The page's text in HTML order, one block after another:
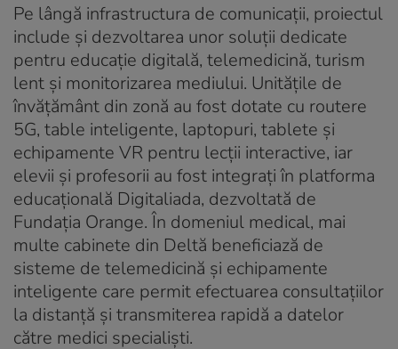
Pe lângă infrastructura de comunicații, proiectul
include și dezvoltarea unor soluții dedicate
pentru educație digitală, telemedicină, turism
lent și monitorizarea mediului. Unitățile de
învățământ din zonă au fost dotate cu routere
5G, table inteligente, laptopuri, tablete și
echipamente VR pentru lecții interactive, iar
elevii și profesorii au fost integrați în platforma
educațională Digitaliada, dezvoltată de
Fundația Orange. În domeniul medical, mai
multe cabinete din Deltă beneficiază de
sisteme de telemedicină și echipamente
inteligente care permit efectuarea consultațiilor
la distanță și transmiterea rapidă a datelor
către medici specialiști.